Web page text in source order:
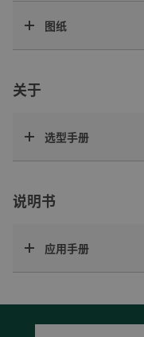
图纸
关于
选型手册
说明书
应用手册